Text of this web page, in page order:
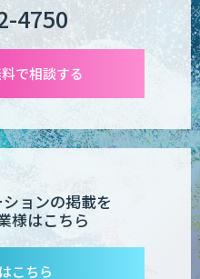
ーション
4750
で相談する
ョンの掲載を
様はこちら
こちら